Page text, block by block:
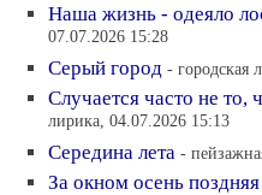
Наша жизнь - одеяло
07.07.2026 15:28
Серый город - городская
Случается часто не то,
лирика, 04.07.2026 15:13
Середина лета -
За окном осень поздняя